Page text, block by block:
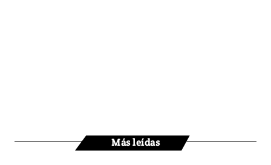
Más leídas